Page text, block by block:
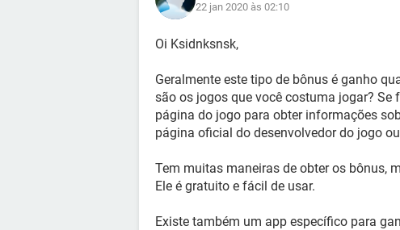
22 jan 2020 às 02:10
Oi Ksidnksnsk,
Geralmente este tipo de bônus é ganho
são os jogos que você costuma jogar? Se
página do jogo para obter informações
página oficial do desenvolvedor do jogo
Tem muitas maneiras de obter os bônus,
Ele é gratuito e fácil de usar.
Existe também um app específico para